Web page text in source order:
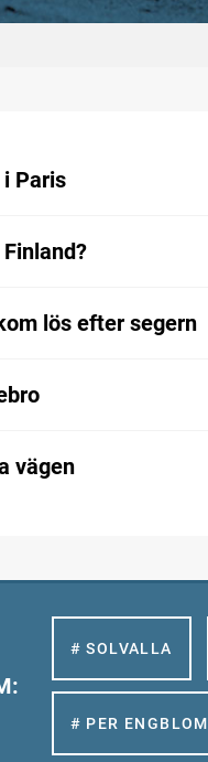
Paris
lös efter segern
vägen
# SOLVALLA
# PER ENGBLOM